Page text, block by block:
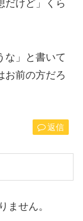
だけど」くら
な」と書いて
お前の方だろ
返信
ません。